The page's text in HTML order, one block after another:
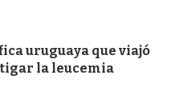
uruguaya que viajó
la leucemia